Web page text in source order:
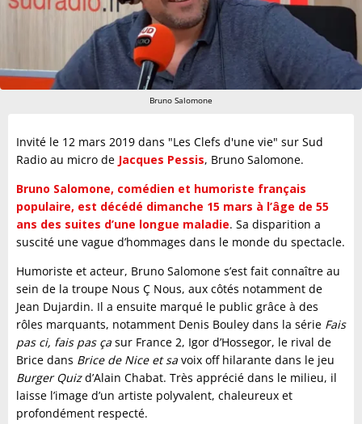
Bruno Salomone
Invité le 12 mars 2019 dans "Les Clefs d'une vie" sur Sud
Radio au micro de Jacques Pessis, Bruno Salomone.
Bruno Salomone, comédien et humoriste français
populaire, est décédé dimanche 15 mars à l’âge de 55
ans des suites d’une longue maladie. Sa disparition a
suscité une vague d’hommages dans le monde du spectacle.
Humoriste et acteur, Bruno Salomone s’est fait connaître au
sein de la troupe Nous Ç Nous, aux côtés notamment de
Jean Dujardin. Il a ensuite marqué le public grâce à des
rôles marquants, notamment Denis Bouley dans la série Fais
pas ci, fais pas ça sur France 2, Igor d’Hossegor, le rival de
Brice dans Brice de Nice et sa voix off hilarante dans le jeu
Burger Quizd’Alain Chabat. Très apprécié dans le milieu, il
laisse l’image d’un artiste polyvalent, chaleureux et
profondément respecté.